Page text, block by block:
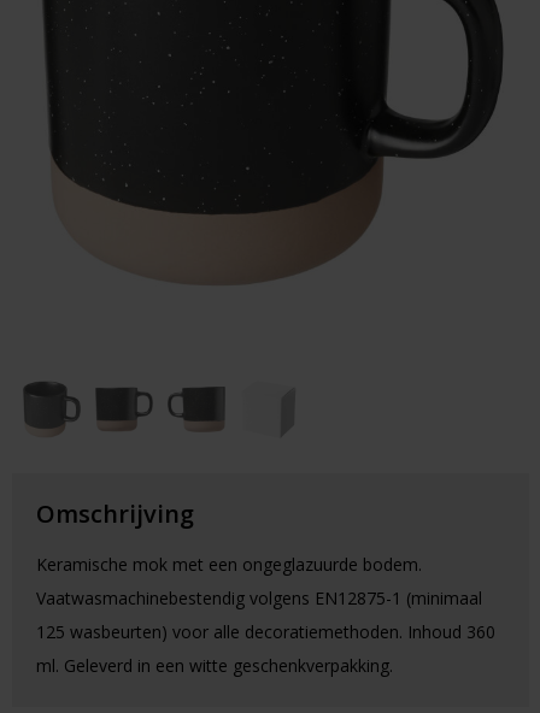
Huis & Lifestyle
Outdoor & Vrije Tijd
Auto & Veiligheid
Gezondheid & Verzorging
Omschrijving
Keramische mok met een ongeglazuurde bodem.
Vaatwasmachinebestendig volgens EN12875-1 (minimaal
125 wasbeurten) voor alle decoratiemethoden. Inhoud 360
ml. Geleverd in een witte geschenkverpakking.